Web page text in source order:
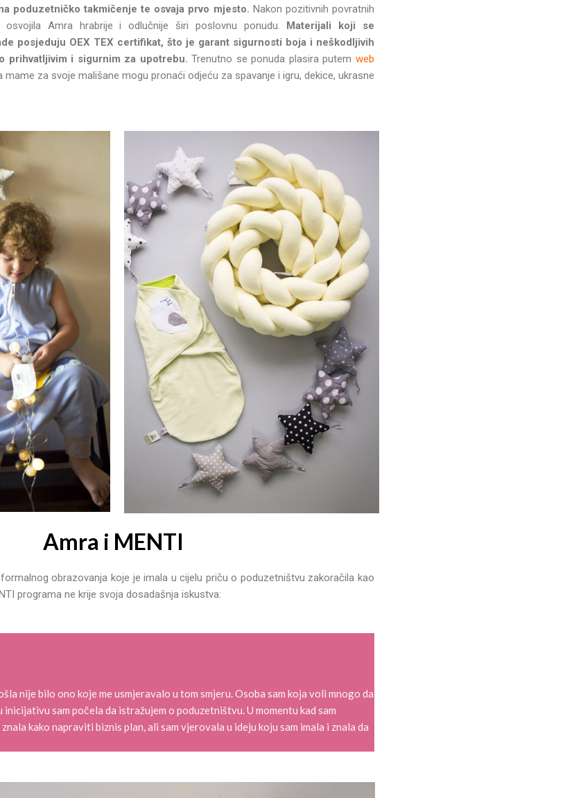
poduzetničko takmičenje te osvaja prvo mjesto. Nakon pozitivnih povratnih
Amra hrabrije i odlučnije širi poslovnu ponudu. Materijali koji se
posjeduju OEX TEX certifikat, što je garant sigurnosti boja i neškodljivih
prihvatljivim i sigurnim za upotrebu. Trenutno se ponuda plasira putem web
mame za svoje mališane mogu pronaći odjeću za spavanje i igru, dekice, ukrasne
Amra i MENTI
obrazovanja koje je imala u cijelu priču o poduzetništvu zakoračila kao
programa ne krije svoja dosadašnja iskustva:
nije bilo ono koje me usmjeravalo u tom smjeru. Osoba sam koja voli mnogo da
sam počela da istražujem o poduzetništvu. U momentu kad sam
kako napraviti biznis plan, ali sam vjerovala u ideju koju sam imala i znala da